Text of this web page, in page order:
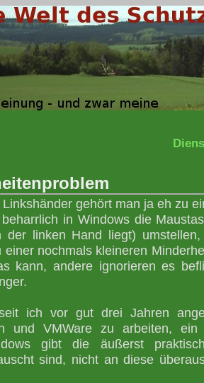
gehört man ja eh zu
in Windows die
linken Hand liegt)
einer nochmals kleineren
kann, andere ignorieren es
ich vor gut drei Jahren
und VMWare zu arbeiten, ein
gibt die äußerst
sind, nicht an diese